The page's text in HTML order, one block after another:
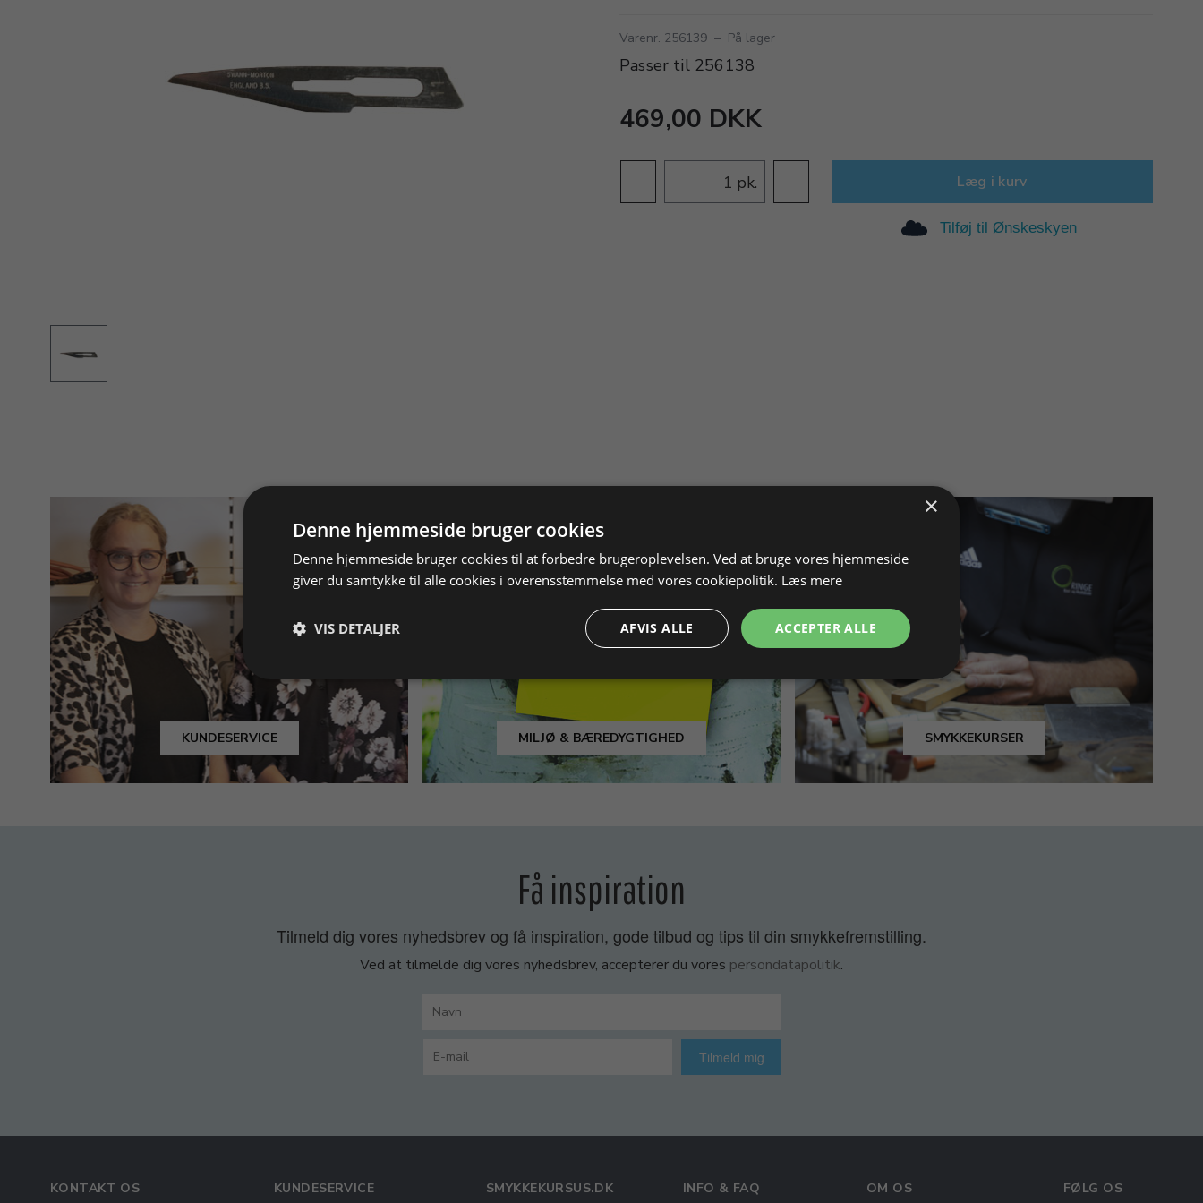
Varenr. 256139 – På lager
Passer til 256138
469,00 DKK
pk. Læg i kurv
Tilføj til Ønskeskyen
KUNDESERVICE MILJØ & BÆREDYGTIGHED SMYKKEKURSER
Få inspiration
Tilmeld dig vores nyhedsbrev og få inspiration, gode tilbud og tips til din smykkefremstilling.
Ved at tilmelde dig vores nyhedsbrev, accepterer du vores persondatapolitik.
Tilmeld mig
KONTAKT OS KUNDESERVICE SMYKKEKURSUS.DK INFO & FAQ OM OS FØLG OS
×
Denne hjemmeside bruger cookies
Denne hjemmeside bruger cookies til at forbedre brugeroplevelsen. Ved at bruge vores hjemmeside
giver du samtykke til alle cookies i overensstemmelse med vores cookiepolitik. Læs mere
ACCEPTER ALLE
AFVIS ALLE
VIS DETALJER